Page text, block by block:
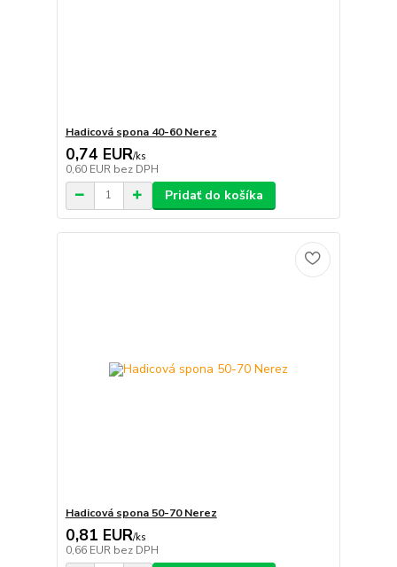
Hadicová spona 40-60 Nerez
0,74 EUR/ks
0,60 EUR bez DPH
Pridať do košíka
Hadicová spona 50-70 Nerez
0,81 EUR/ks
0,66 EUR bez DPH